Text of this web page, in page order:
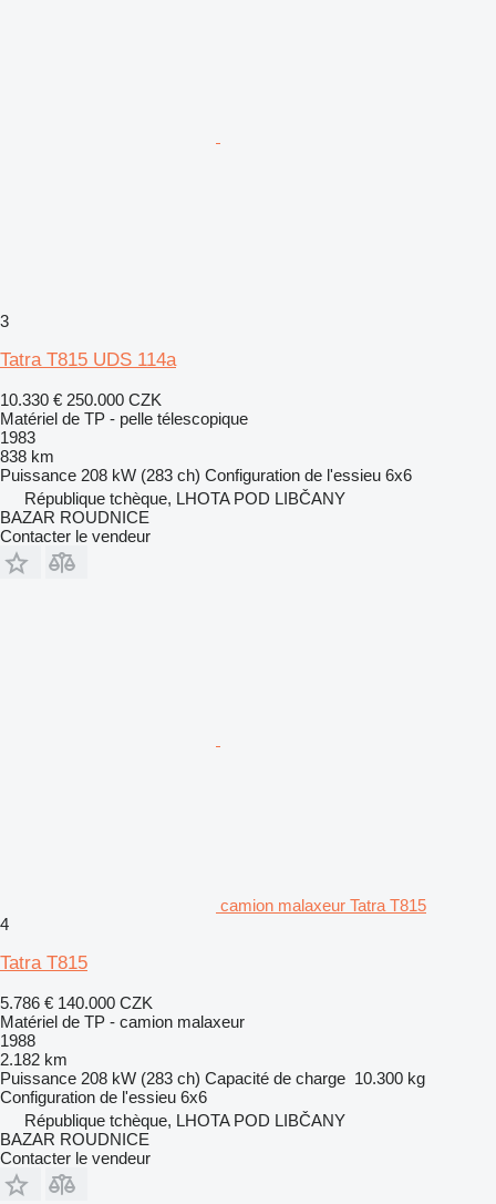
3
Tatra T815 UDS 114a
10.330 € 250.000 CZK
Matériel de TP - pelle télescopique
1983
838 km
Puissance 208 kW (283 ch) Configuration de l'essieu 6x6
République tchèque, LHOTA POD LIBČANY
BAZAR ROUDNICE
Contacter le vendeur
camion malaxeur Tatra T815
4
Tatra T815
5.786 € 140.000 CZK
Matériel de TP - camion malaxeur
1988
2.182 km
Puissance 208 kW (283 ch) Capacité de charge 10.300 kg
Configuration de l'essieu 6x6
République tchèque, LHOTA POD LIBČANY
BAZAR ROUDNICE
Contacter le vendeur